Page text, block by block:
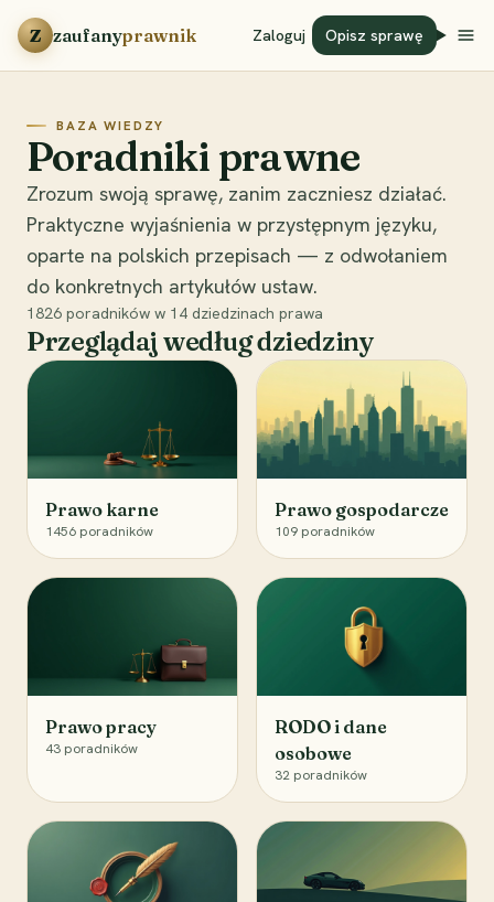
Przejdź do treści
Z zaufanyprawnik Zaloguj Opisz sprawę
BAZA WIEDZY
Poradniki prawne
Zrozum swoją sprawę, zanim zaczniesz działać.
Praktyczne wyjaśnienia w przystępnym języku,
oparte na polskich przepisach — z odwołaniem
do konkretnych artykułów ustaw.
1826 poradników w 14 dziedzinach prawa
Przeglądaj według dziedziny
Prawo karne
1456 poradników
Prawo gospodarcze
109 poradników
Prawo pracy
43 poradników
RODO i dane
osobowe
32 poradników